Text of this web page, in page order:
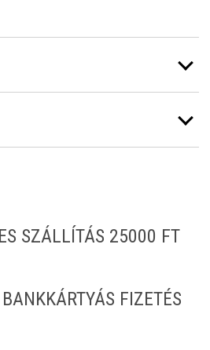
SZÁLLÍTÁS 25000 FT
FIZETÉS